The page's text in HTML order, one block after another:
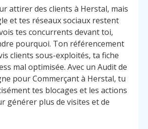
attirer des clients à Herstal, mais
et tes réseaux sociaux restent
tes concurrents devant toi,
pourquoi. Ton référencement
clients sous-exploités, ta fiche
mal optimisée. Avec un Audit de
pour Commerçant à Herstal, tu
tes blocages et les actions
générer plus de visites et de